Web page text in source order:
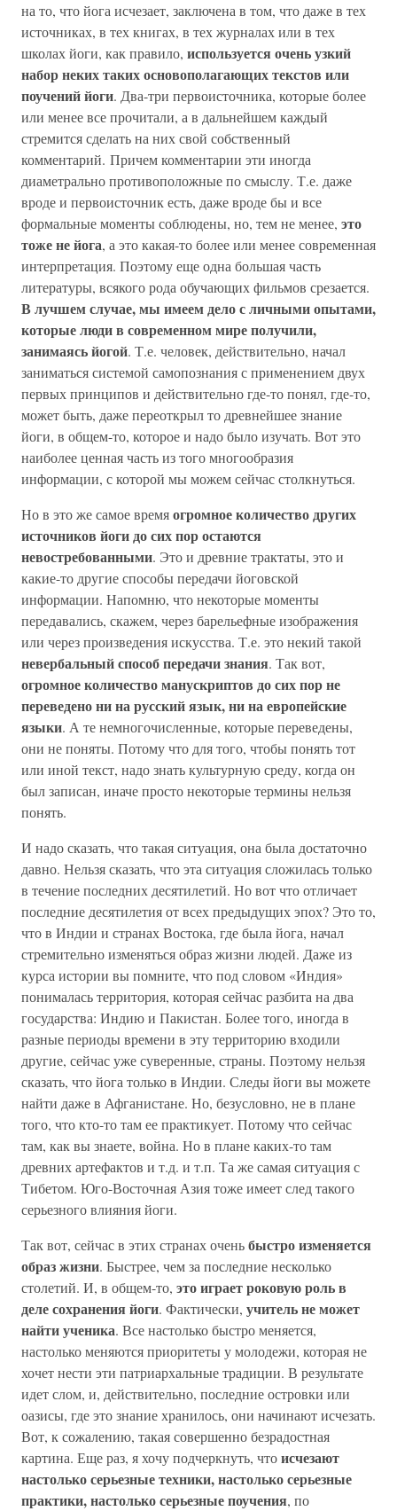
на то, что йога исчезает, заключена в том, что даже в тех
источниках, в тех книгах, в тех журналах или в тех
школах йоги, как правило, используется очень узкий
набор неких таких основополагающих текстов или
поучений йоги. Два-три первоисточника, которые более
или менее все прочитали, а в дальнейшем каждый
стремится сделать на них свой собственный
комментарий. Причем комментарии эти иногда
диаметрально противоположные по смыслу. Т.е. даже
вроде и первоисточник есть, даже вроде бы и все
формальные моменты соблюдены, но, тем не менее, это
тоже не йога, а это какая-то более или менее современная
интерпретация. Поэтому еще одна большая часть
литературы, всякого рода обучающих фильмов срезается.
В лучшем случае, мы имеем дело с личными опытами,
которые люди в современном мире получили,
занимаясь йогой. Т.е. человек, действительно, начал
заниматься системой самопознания с применением двух
первых принципов и действительно где-то понял, где-то,
может быть, даже переоткрыл то древнейшее знание
йоги, в общем-то, которое и надо было изучать. Вот это
наиболее ценная часть из того многообразия
информации, с которой мы можем сейчас столкнуться.
Но в это же самое времяогромное количество других
источников йоги до сих пор остаются
невостребованными. Это и древние трактаты, это и
какие-то другие способы передачи йоговской
информации. Напомню, что некоторые моменты
передавались, скажем, через барельефные изображения
или через произведения искусства. Т.е. это некий такой
невербальный способ передачи знания. Так вот,
огромное количество манускриптов до сих пор не
переведено ни на русский язык, ни на европейские
языки. А те немногочисленные, которые переведены,
они не поняты. Потому что для того, чтобы понять тот
или иной текст, надо знать культурную среду, когда он
был записан, иначе просто некоторые термины нельзя
понять.
И надо сказать, что такая ситуация, она была достаточно
давно. Нельзя сказать, что эта ситуация сложилась только
в течение последних десятилетий. Но вот что отличает
последние десятилетия от всех предыдущих эпох? Это то,
что в Индии и странах Востока, где была йога, начал
стремительно изменяться образ жизни людей. Даже из
курса истории вы помните, что под словом «Индия»
понималась территория, которая сейчас разбита на два
государства: Индию и Пакистан. Более того, иногда в
разные периоды времени в эту территорию входили
другие, сейчас уже суверенные, страны. Поэтому нельзя
сказать, что йога только в Индии. Следы йоги вы можете
найти даже в Афганистане. Но, безусловно, не в плане
того, что кто-то там ее практикует. Потому что сейчас
там, как вы знаете, война. Но в плане каких-то там
древних артефактов и т.д. и т.п. Та же самая ситуация с
Тибетом. Юго-Восточная Азия тоже имеет след такого
серьезного влияния йоги.
Так вот, сейчас в этих странах оченьбыстро изменяется
образ жизни. Быстрее, чем за последние несколько
столетий. И, в общем-то, это играет роковую роль в
деле сохранения йоги. Фактически, учитель не может
найти ученика. Все настолько быстро меняется,
настолько меняются приоритеты у молодежи, которая не
хочет нести эти патриархальные традиции. В результате
идет слом, и, действительно, последние островки или
оазисы, где это знание хранилось, они начинают исчезать.
Вот, к сожалению, такая совершенно безрадостная
картина. Еще раз, я хочу подчеркнуть, чтоисчезают
настолько серьезные техники, настолько серьезные
практики, настолько серьезные поучения, по